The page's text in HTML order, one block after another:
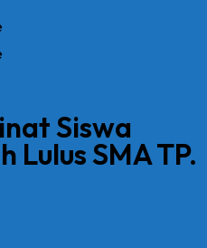
Siswa
Lulus SMA TP.